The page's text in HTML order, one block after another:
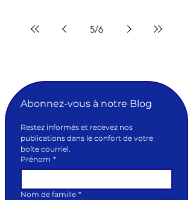
5/6
Abonnez-vous à notre Blog
Restez informés et recevez nos
publications dans le confort de votre
boîte courriel.
Prénom *
Nom de famille *